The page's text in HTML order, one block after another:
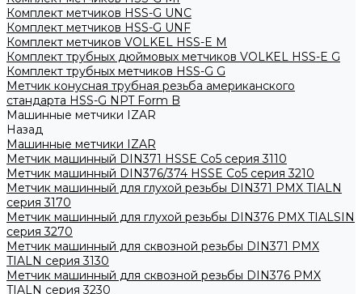
Комплект метчиков HSS-G UNC
Комплект метчиков HSS-G UNF
Комплект метчиков VOLKEL HSS-E M
Комплект трубных дюймовых метчиков VOLKEL HSS-E G
Комплект трубных метчиков HSS-G G
Метчик конусная трубная резьба американского
стандарта HSS-G NPT Form B
Машинные метчики IZAR
Назад
Машинные метчики IZAR
Метчик машинный DIN371 HSSE Co5 серия 3110
Метчик машинный DIN376/374 HSSE Co5 серия 3210
Метчик машинный для глухой резьбы DIN371 PMX TIALN
серия 3170
Метчик машинный для глухой резьбы DIN376 PMX TIALSIN
серия 3270
Метчик машинный для сквозной резьбы DIN371 PMX
TIALN серия 3130
Метчик машинный для сквозной резьбы DIN376 PMX
TIALN серия 3230